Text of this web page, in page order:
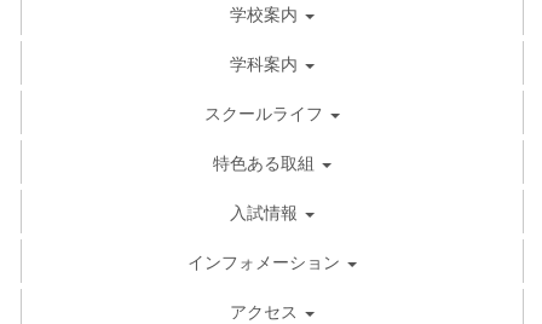
学校案内
学科案内
スクールライフ
特色ある取組
入試情報
インフォメーション
アクセス